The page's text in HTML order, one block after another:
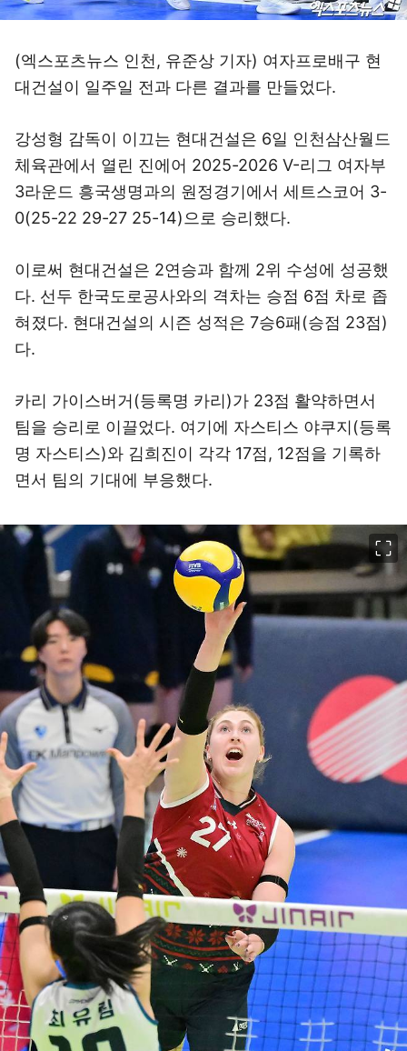
(엑스포츠뉴스 인천, 유준상 기자) 여자프로배구 현
대건설이 일주일 전과 다른 결과를 만들었다.
강성형 감독이 이끄는 현대건설은 6일 인천삼산월드
체육관에서 열린 진에어 2025-2026 V-리그 여자부
3라운드 흥국생명과의 원정경기에서 세트스코어 3-
0(25-22 29-27 25-14)으로 승리했다.
이로써 현대건설은 2연승과 함께 2위 수성에 성공했
다. 선두 한국도로공사와의 격차는 승점 6점 차로 좁
혀졌다. 현대건설의 시즌 성적은 7승6패(승점 23점)
다.
카리 가이스버거(등록명 카리)가 23점 활약하면서
팀을 승리로 이끌었다. 여기에 자스티스 야쿠지(등록
명 자스티스)와 김희진이 각각 17점, 12점을 기록하
면서 팀의 기대에 부응했다.